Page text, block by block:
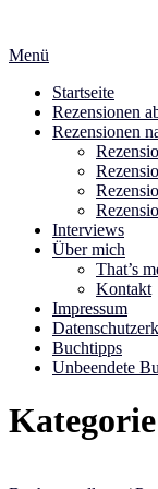
springen
Menü
Startseite
Rezensionen
Rezensionen
Interviews
Über mich
That’s
Kontakt
Impressum
Buchtipps
Unbeendete